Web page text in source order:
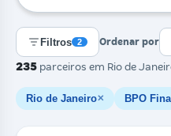
Filtros 2
235 parceiros em Rio de
Ordenar por
Rio de Janeiro✕ BPO